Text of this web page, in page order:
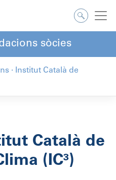
sòcies
·
Institut Català de
Català de
(IC³)